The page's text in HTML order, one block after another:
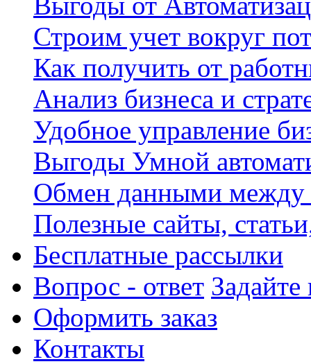
Строим учет вокруг
Как получить от
Анализ бизнеса и
Удобное управление
Выгоды Умной
Обмен данными между
Полезные сайты,
Бесплатные рассылки
Вопрос - ответ
Оформить заказ
Контакты